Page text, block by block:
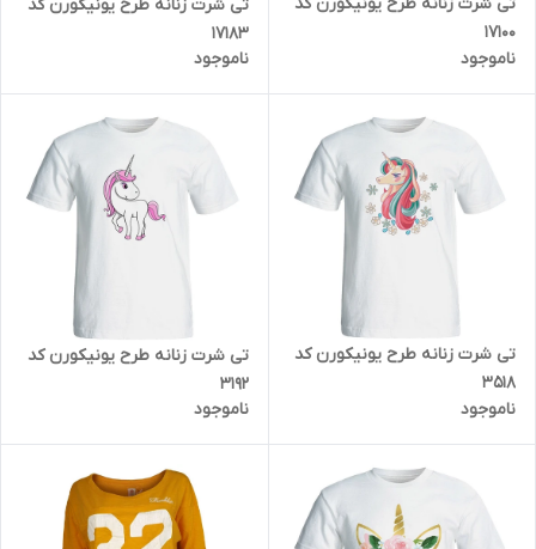
17100
ناموجود
تی شرت زنانه طرح یونیکورن کد
17183
ناموجود
تی شرت زنانه طرح یونیکورن کد
3518
ناموجود
تی شرت زنانه طرح یونیکورن کد
3192
ناموجود